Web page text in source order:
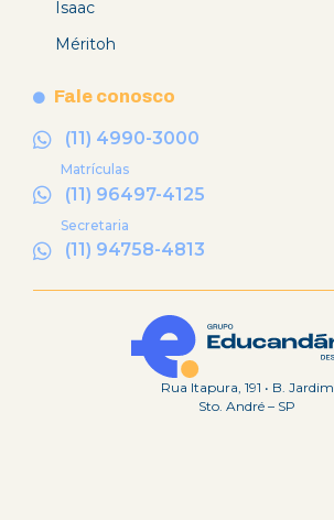
Isaac
Méritoh
Fale conosco
(11) 4990-3000
Matrículas
(11) 96497-4125
Secretaria
(11) 94758-4813
Rua Itapura, 191 • B. Jardim
Sto. André – SP